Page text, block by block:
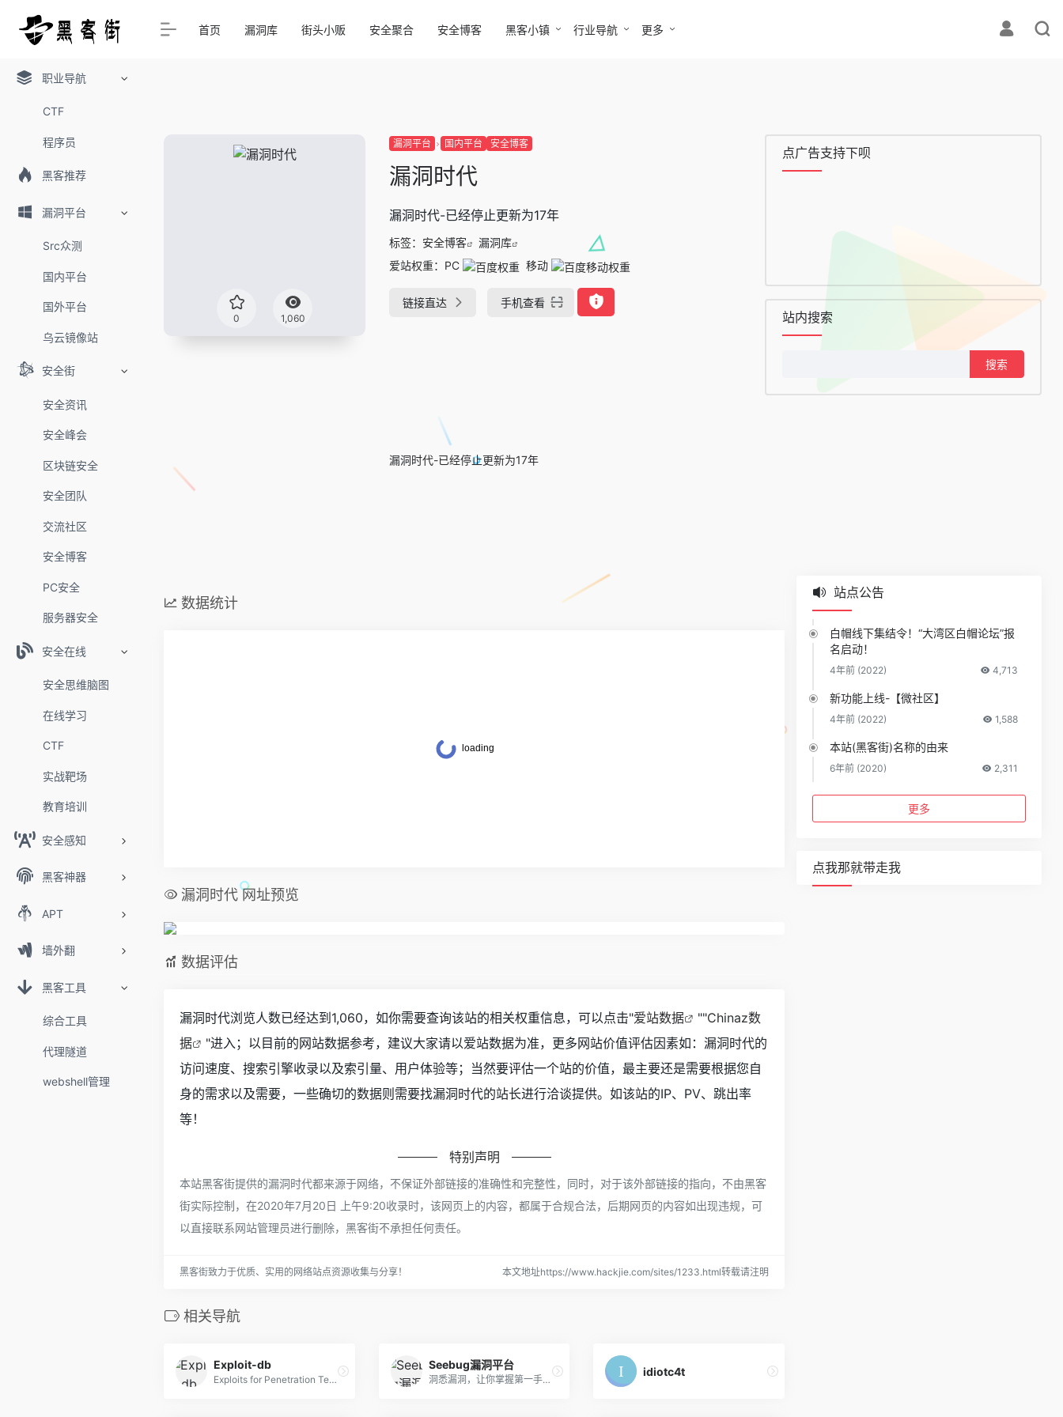
职业导航
CTF
程序员
黑客推荐
漏洞平台
Src众测
国内平台
国外平台
乌云镜像站
安全街
安全资讯
安全峰会
区块链安全
安全团队
交流社区
安全博客
PC安全
服务器安全
安全在线
安全思维脑图
在线学习
CTF
实战靶场
教育培训
安全感知
黑客神器
APT
墙外翻
黑客工具
综合工具
代理隧道
webshell管理
首页 漏洞库 街头小贩 安全聚合 安全博客 黑客小镇 行业导航 更多
0 1,060
漏洞平台 国内平台 安全博客
漏洞时代
漏洞时代-已经停止更新为17年
标签： 安全博客
漏洞库
爱站权重： PC 移动
链接直达 手机查看
漏洞时代-已经停止更新为17年
点广告支持下呗
站内搜索
数据统计
漏洞时代 网址预览
数据评估
漏洞时代浏览人数已经达到1,060，如你需要查询该站的相关权重信息，可以点击"爱站数据 ""Chinaz数
据
"进入；以目前的网站数据参考，建议大家请以爱站数据为准，更多网站价值评估因素如：漏洞时代的
访问速度、搜索引擎收录以及索引量、用户体验等；当然要评估一个站的价值，最主要还是需要根据您自
身的需求以及需要，一些确切的数据则需要找漏洞时代的站长进行洽谈提供。如该站的IP、PV、跳出率
等！
特别声明
本站黑客街提供的漏洞时代都来源于网络，不保证外部链接的准确性和完整性，同时，对于该外部链接的指向，不由黑客
街实际控制，在2020年7月20日 上午9:20收录时，该网页上的内容，都属于合规合法，后期网页的内容如出现违规，可
以直接联系网站管理员进行删除，黑客街不承担任何责任。
黑客街致力于优质、实用的网络站点资源收集与分享！ 本文地址https://www.hackjie.com/sites/1233.html转载请注明
相关导航
Exploit-db
Exploits for Penetration Testers, Researchers, and Ethical Hackers
Seebug漏洞平台
洞悉漏洞，让你掌握第一手漏洞情报！
idiotc4t
站点公告
白帽线下集结令！“大湾区白帽论坛”报
名启动！
4年前 (2022) 4,713
新功能上线-【微社区】
4年前 (2022) 1,588
本站(黑客街)名称的由来
6年前 (2020) 2,311
更多
点我那就带走我